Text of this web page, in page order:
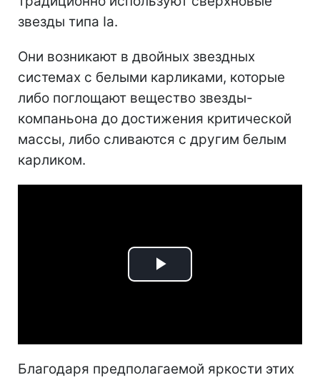
звезды типа Ia.
Они возникают в двойных звездных
системах с белыми карликами, которые
либо поглощают вещество звезды-
компаньона до достижения критической
массы, либо сливаются с другим белым
карликом.
Play
Благодаря предполагаемой яркости этих